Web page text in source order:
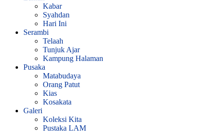
Kabar
Syahdan
Hari Ini
Serambi
Telaah
Tunjuk Ajar
Kampung Halaman
Pusaka
Matabudaya
Orang Patut
Kias
Kosakata
Galeri
Koleksi Kita
Pustaka LAM